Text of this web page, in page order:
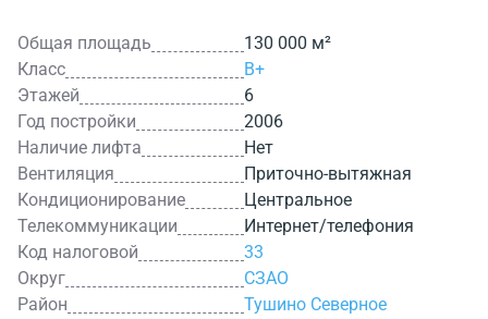
Общая площадь
130 000 м²
Класс
B+
Этажей
6
Год постройки
2006
Наличие лифта
Нет
Вентиляция
Приточно-вытяжная
Кондиционирование
Центральное
Телекоммуникации
Интернет/телефония
Код налоговой
33
Округ
СЗАО
Район
Тушино Северное